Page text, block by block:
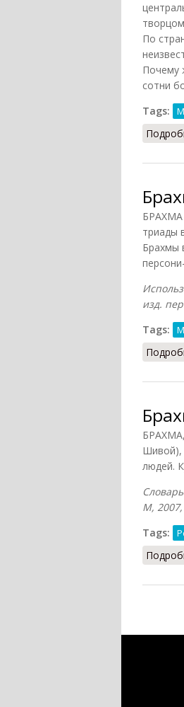
По
Почему
сотни
Tags:
БРАХМА
триады
Брахмы
изд.
Tags:
Шивой),
людей.
М, 2007,
Tags: